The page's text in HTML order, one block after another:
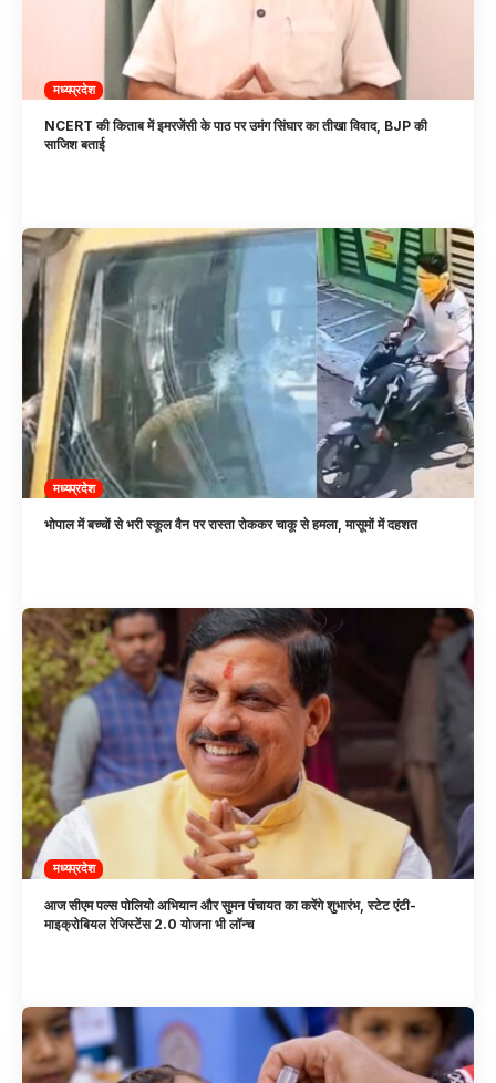
मध्यप्रदेश
NCERT की किताब में इमरजेंसी के पाठ पर उमंग सिंघार का तीखा विवाद, BJP की
साजिश बताई
मध्यप्रदेश
भोपाल में बच्चों से भरी स्कूल वैन पर रास्ता रोककर चाकू से हमला, मासूमों में दहशत
मध्यप्रदेश
आज सीएम पल्स पोलियो अभियान और सुमन पंचायत का करेंगे शुभारंभ, स्टेट एंटी-
माइक्रोबियल रेजिस्टेंस 2.0 योजना भी लॉन्च